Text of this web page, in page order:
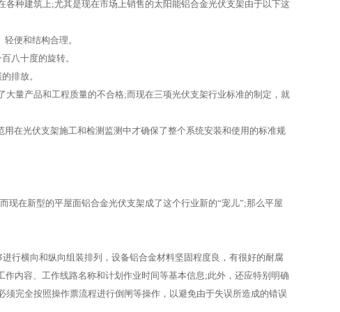
种建筑上;尤其是现在市场上销售的太阳能铝合金光伏支架由于以下这
便和结构合理。
八十度的旋转。
排放。
量产品和工程质量的不合格;而现在三项光伏支架行业标准的制定，就
在光伏支架施工和检测监测中才确保了整个系统安装和使用的标准规
在新型的平屋面铝合金光伏支架成了这个行业新的“宠儿”;那么平屋
行横向和纵向组装排列，设备铝合金材料坚固程度良，有很好的耐腐
内容、工作线路名称和计划作业时间等基本信息;此外，还应特别明确
完全按照操作票流程进行倒闸等操作，以避免由于失误所造成的错误